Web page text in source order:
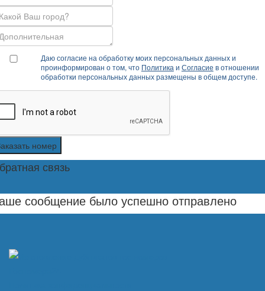
Даю согласие на обработку моих персональных данных и
проинформирован о том, что Политика и Согласие в отношении
обработки персональных данных размещены в общем доступе.
номер
связь
сообщение было успешно отправлено